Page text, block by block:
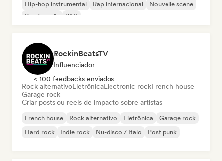
Hip-hop instrumental
Rap internacional
Nouvelle scene
Rap francês
R&B
RockinBeatsTV
Influenciador
< 100 feedbacks enviados
Rock alternativoEletrônicaElectronic rockFrench house
Garage rock
Criar posts ou reels de impacto sobre artistas
French house Rock alternativo Eletrônica
Garage rock
Hard rock
Indie rock Nu-disco / Italo Post punk